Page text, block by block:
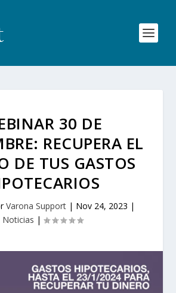
30 DE
RECUPERA EL
DE TUS GASTOS
Varona Support| Nov 24, 2023 |
Noticias |